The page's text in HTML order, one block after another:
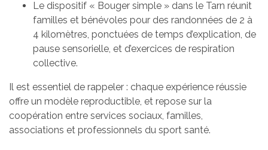
Le dispositif « Bouger simple » dans le Tarn réunit
familles et bénévoles pour des randonnées de 2 à
4 kilomètres, ponctuées de temps d’explication, de
pause sensorielle, et d’exercices de respiration
collective.
Il est essentiel de rappeler : chaque expérience réussie
offre un modèle reproductible, et repose sur la
coopération entre services sociaux, familles,
associations et professionnels du sport santé.